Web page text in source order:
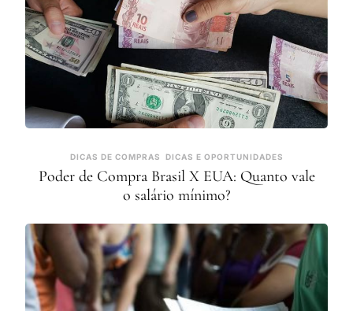
DICAS DE COMPRAS DICAS E OPORTUNIDADES
Poder de Compra Brasil X EUA: Quanto vale
o salário mínimo?